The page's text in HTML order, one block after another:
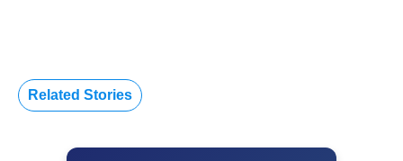
Related Stories